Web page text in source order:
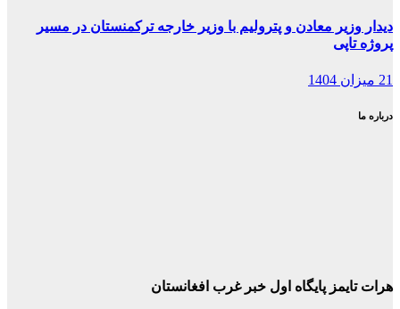
دیدار وزیر معادن و پترولیم با وزیر خارجه ترکمنستان در مسیر
پروژه تاپی
21 میزان 1404
درباره ما
هرات تایمز پایگاه اول خبر غرب افغانستان